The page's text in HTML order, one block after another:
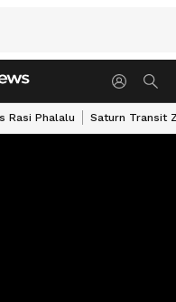
Rasi Phalalu Saturn Transit